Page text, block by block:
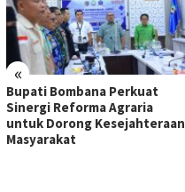
«
Bupati Bombana Perkuat
Sinergi Reforma Agraria
untuk Dorong Kesejahteraan
Masyarakat